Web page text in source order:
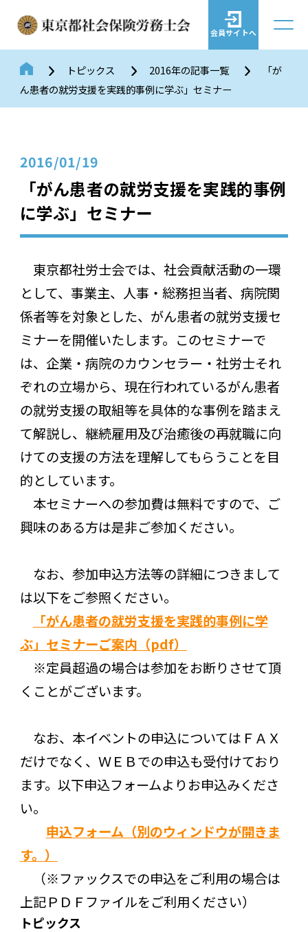
会員サイトへ
トピックス 2016年の記事一覧
「が
ん患者の就労支援を実践的事例に学ぶ」セミナー
トピックス
2016/01/19
「がん患者の就労支援を実践的事例
に学ぶ」セミナー
東京都社労士会では、社会貢献活動の一環
として、事業主、人事・総務担当者、病院関
係者等を対象とした、がん患者の就労支援セ
ミナーを開催いたします。このセミナーで
は、企業・病院のカウンセラー・社労士それ
ぞれの立場から、現在行われているがん患者
の就労支援の取組等を具体的な事例を踏まえ
て解説し、継続雇用及び治癒後の再就職に向
けての支援の方法を理解してもらうことを目
的としています。
本セミナーへの参加費は無料ですので、ご
興味のある方は是非ご参加ください。
なお、参加申込方法等の詳細につきまして
は以下をご参照ください。
「がん患者の就労支援を実践的事例に学
ぶ」セミナーご案内（pdf）
※定員超過の場合は参加をお断りさせて頂
くことがございます。
なお、本イベントの申込についてはＦＡＸ
だけでなく、ＷＥＢでの申込も受付けており
ます。以下申込フォームよりお申込みくださ
い。
申込フォーム（別のウィンドウが開きま
す。）
（※ファックスでの申込をご利用の場合は
上記ＰＤＦファイルをご利用ください）